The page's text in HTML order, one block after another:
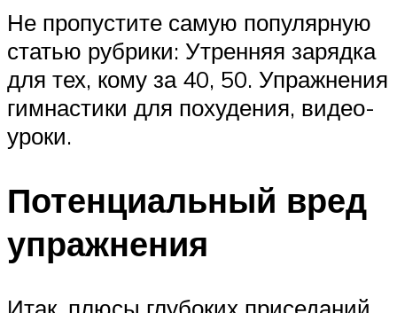
Не пропустите самую популярную
статью рубрики: Утренняя зарядка
для тех, кому за 40, 50. Упражнения
гимнастики для похудения, видео-
уроки.
Потенциальный вред
упражнения